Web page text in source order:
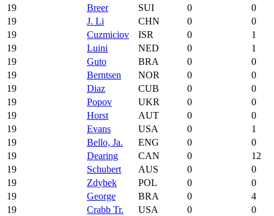
19
Breer SUI 0
0
19
J. Li CHN 0
0
19
Cuzmiciov ISR 0
1
19
Luini NED 0
1
19
Guto BRA 0
0
19
Berntsen NOR 0
0
19
Diaz CUB 0
0
19
Popov UKR 0
0
19
Horst AUT 0
0
19
Evans USA 0
1
19
Bello, Ja. ENG 0
0
19
Dearing CAN 0
12
19
Schubert AUS 0
0
19
Zdybek POL 0
0
19
George BRA 0
4
19
Crabb Tr. USA 0
0